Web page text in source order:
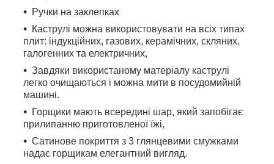
Ручки на заклепках
Каструлі можна використовувати на всіх типах
плит: індукційних, газових, керамічних, скляних,
галогенних та електричних,
Завдяки використаному матеріалу каструлі
легко очищаються і можна мити в посудомийній
машині.
Горщики мають всередині шар, який запобігає
прилипанню приготовленої їжі,
Сатинове покриття з 3 глянцевими смужками
надає горщикам елегантний вигляд.